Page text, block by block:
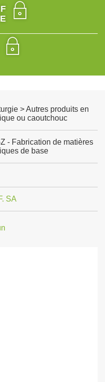
> Autres produits en
ou caoutchouc
- Fabrication de matières
de base
SA